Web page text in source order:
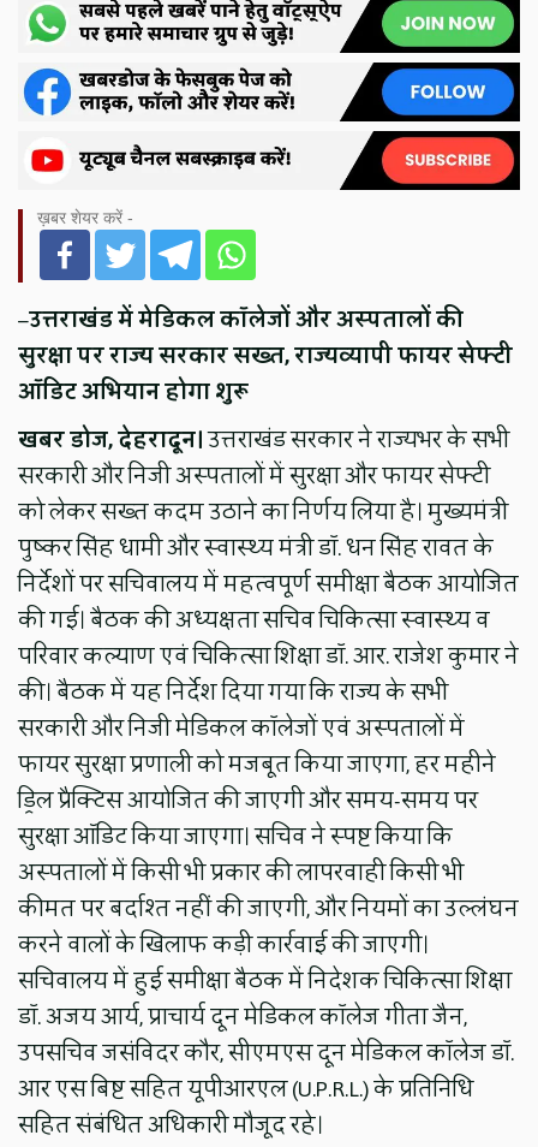
ख़बर शेयर करें -
–उत्तराखंड में मेडिकल कॉलेजों और अस्पतालों की
सुरक्षा पर राज्य सरकार सख्त, राज्यव्यापी फायर सेफ्टी
ऑडिट अभियान होगा शुरू
खबर डोज, देहरादून।उत्तराखंड सरकार ने राज्यभर के सभी
सरकारी और निजी अस्पतालों में सुरक्षा और फायर सेफ्टी
को लेकर सख्त कदम उठाने का निर्णय लिया है। मुख्यमंत्री
पुष्कर सिंह धामी और स्वास्थ्य मंत्री डॉ. धन सिंह रावत के
निर्देशों पर सचिवालय में महत्वपूर्ण समीक्षा बैठक आयोजित
की गई। बैठक की अध्यक्षता सचिव चिकित्सा स्वास्थ्य व
परिवार कल्याण एवं चिकित्सा शिक्षा डॉ. आर. राजेश कुमार ने
की। बैठक में यह निर्देश दिया गया कि राज्य के सभी
सरकारी और निजी मेडिकल कॉलेजों एवं अस्पतालों में
फायर सुरक्षा प्रणाली को मजबूत किया जाएगा, हर महीने
ड्रिल प्रैक्टिस आयोजित की जाएगी और समय-समय पर
सुरक्षा ऑडिट किया जाएगा। सचिव ने स्पष्ट किया कि
अस्पतालों में किसी भी प्रकार की लापरवाही किसी भी
कीमत पर बर्दाश्त नहीं की जाएगी, और नियमों का उल्लंघन
करने वालों के खिलाफ कड़ी कार्रवाई की जाएगी।
सचिवालय में हुई समीक्षा बैठक में निदेशक चिकित्सा शिक्षा
डॉ. अजय आर्य, प्राचार्य दून मेडिकल कॉलेज गीता जैन,
उपसचिव जसंविदर कौर, सीएमएस दून मेडिकल कॉलेज डॉ.
आर एस बिष्ट सहित यूपीआरएल (U.P.R.L.) के प्रतिनिधि
सहित संबंधित अधिकारी मौजूद रहे।